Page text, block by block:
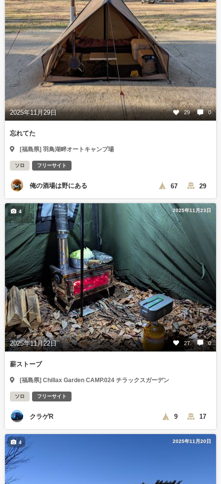
2025年11月29日 29 0
忘れてた
[福島県] 羽鳥湖畔オートキャンプ場
ソロ フリーサイト
俺の酒場は野にある 67 29
2025年11月23日
2025年11月22日 27 0
4
薪ストーブ
[福島県] Chillax Garden CAMP.024 チラックスガーデン
ソロ フリーサイト
クラゲR 9 17
2025年11月20日
4